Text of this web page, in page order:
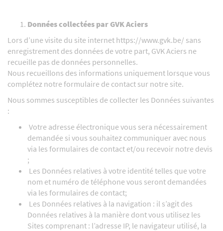
Données collectées par GVK Aciers
Lors d’une visite du site internet https://www.gvk.be/ sans
enregistrement des données de votre part, GVK Aciers ne
recueille pas de données personnelles.
Nous recueillons des informations uniquement lorsque vous
complétez notre formulaire de contact sur notre site.
Nous sommes susceptibles de collecter les Données suivantes
:
Votre adresse électronique vous sera nécessairement
demandée si vous souhaitez communiquer avec nous
via les formulaires de contact et/ou recevoir notre devis
;
Les Données relatives à votre identité telles que votre
nom et numéro de téléphone vous seront demandées
via les formulaires de contact;
Les Données relatives à la navigation : il s’agit des
Données relatives à la manière dont vous utilisez les
Sites comprenant : l’adresse IP, le navigateur utilisé, la